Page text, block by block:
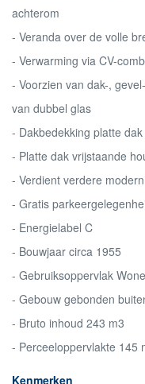
achterom
- Veranda over de volle
- Verwarming via CV-
- Voorzien van dak-,
van dubbel glas
- Dakbedekking platte
- Platte dak vrijstaande
- Verdient verdere
- Gratis
- Energielabel C
- Bouwjaar circa 1955
- Gebruiksoppervlak
- Gebouw gebonden
- Bruto inhoud 243 m3
- Perceeloppervlakte 145
Kenmerken